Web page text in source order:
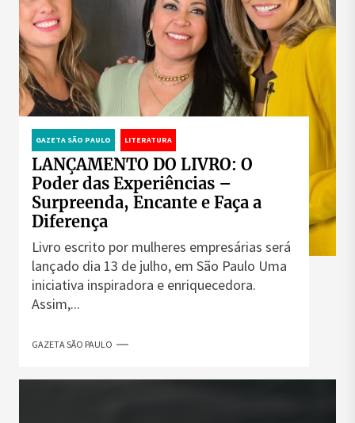
GAZETA SÃO PAULO LITERATURA
LANÇAMENTO DO LIVRO: O
Poder das Experiências –
Surpreenda, Encante e Faça a
Diferença
Livro escrito por mulheres empresárias será
lançado dia 13 de julho, em São Paulo Uma
iniciativa inspiradora e enriquecedora.
Assim,...
GAZETA SÃO PAULO